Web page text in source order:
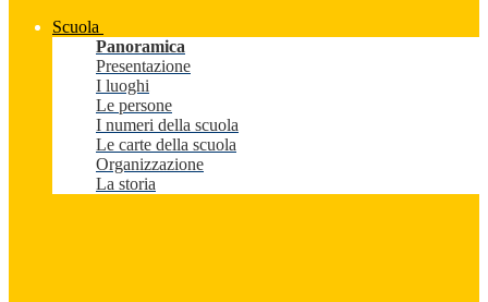
Scuola
Panoramica
Presentazione
I luoghi
Le persone
I numeri della scuola
Le carte della scuola
Organizzazione
La storia